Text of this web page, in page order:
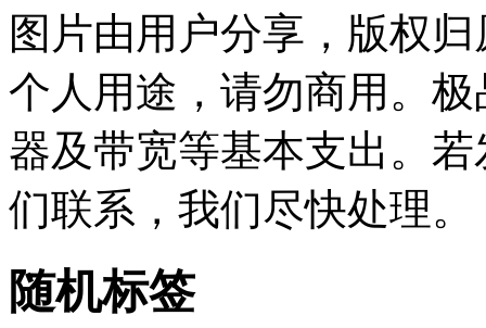
图片由用户分享，版权
个人用途，请勿商用。
器及带宽等基本支出。
们联系，我们尽快处理。
随机标签